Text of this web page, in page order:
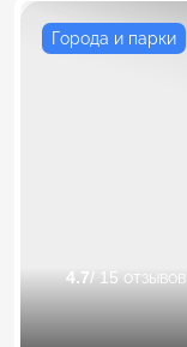
Города и парки
4.7/ 15 отзывов